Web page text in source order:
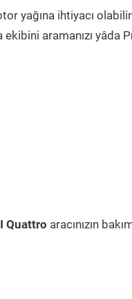
yağına ihtiyacı
ekibini aramanızı yâda
Quattro aracınızın